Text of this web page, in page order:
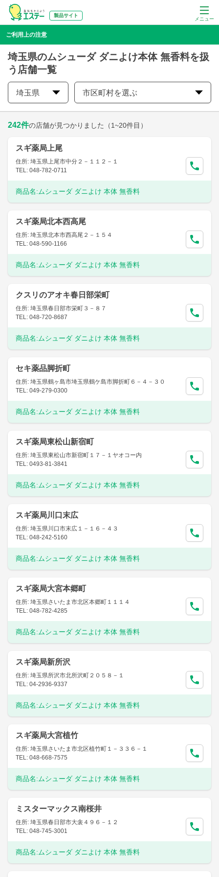
メニュー
製品サイト
ご利用上の注意
埼玉県のムシューダ ダニよけ本体 無香料を扱
う店舗一覧
埼玉県 市区町村を選ぶ
242件の店舗が見つかりました （1~20件目）
スギ薬局上尾
住所: 埼玉県上尾市中分２－１１２－１
TEL: 048-782-0711
商品名: ムシューダ ダニよけ 本体 無香料
スギ薬局北本西高尾
住所: 埼玉県北本市西高尾２－１５４
TEL: 048-590-1166
商品名: ムシューダ ダニよけ 本体 無香料
クスリのアオキ春日部栄町
住所: 埼玉県春日部市栄町３－８７
TEL: 048-720-8687
商品名: ムシューダ ダニよけ 本体 無香料
セキ薬品脚折町
住所: 埼玉県鶴ヶ島市埼玉県鶴ケ島市脚折町６－４－３０
TEL: 049-279-0300
商品名: ムシューダ ダニよけ 本体 無香料
スギ薬局東松山新宿町
住所: 埼玉県東松山市新宿町１７－１ヤオコー内
TEL: 0493-81-3841
商品名: ムシューダ ダニよけ 本体 無香料
スギ薬局川口末広
住所: 埼玉県川口市末広１－１６－４３
TEL: 048-242-5160
商品名: ムシューダ ダニよけ 本体 無香料
スギ薬局大宮本郷町
住所: 埼玉県さいたま市北区本郷町１１１４
TEL: 048-782-4285
商品名: ムシューダ ダニよけ 本体 無香料
スギ薬局新所沢
住所: 埼玉県所沢市北所沢町２０５８－１
TEL: 04-2936-9337
商品名: ムシューダ ダニよけ 本体 無香料
スギ薬局大宮植竹
住所: 埼玉県さいたま市北区植竹町１－３３６－１
TEL: 048-668-7575
商品名: ムシューダ ダニよけ 本体 無香料
ミスターマックス南桜井
住所: 埼玉県春日部市大衾４９６－１２
TEL: 048-745-3001
商品名: ムシューダ ダニよけ 本体 無香料